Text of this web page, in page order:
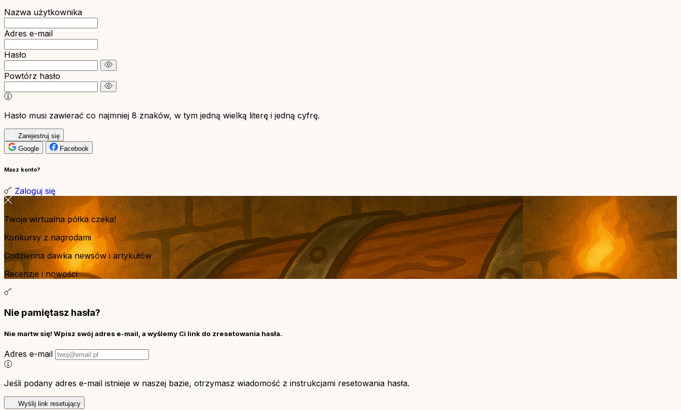
Nazwa użytkownika
Adres e-mail
Hasło
Powtórz hasło
Hasło musi zawierać co najmniej 8 znaków, w tym jedną wielką literę i jedną cyfrę.
Zarejestruj się
Google
Facebook
Masz konto?
Zaloguj się
Twoja wirtualna półka czeka!
Konkursy z nagrodami
Codzienna dawka newsów i artykułów
Recenzje i nowości
Nie pamiętasz hasła?
Nie martw się! Wpisz swój adres e-mail, a wyślemy Ci link do zresetowania hasła.
Adres e-mail
Jeśli podany adres e-mail istnieje w naszej bazie, otrzymasz wiadomość z instrukcjami resetowania hasła.
Wyślij link resetujący